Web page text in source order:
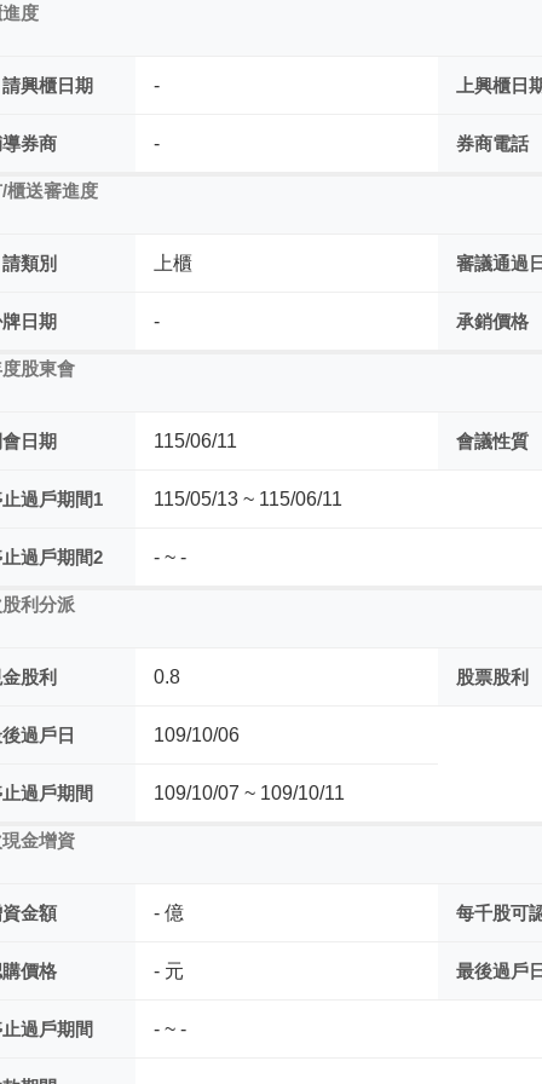
度
興櫃日期 - 上興櫃日
券商 - 券商電話
櫃送審進度
類別 上櫃 審議通過
日期 - 承銷價格
股東會
日期 115/06/11 會議性質
過戶期間1 115/05/13 ~ 115/06/11
過戶期間2 - ~ -
利分派
股利 0.8 股票股利
過戶日 109/10/06
過戶期間 109/10/07 ~ 109/10/11
金增資
金額 - 億 每千股可
價格 - 元 最後過戶日
過戶期間 - ~ -